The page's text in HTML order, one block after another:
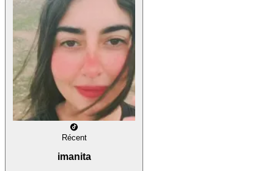
Récent
imanita